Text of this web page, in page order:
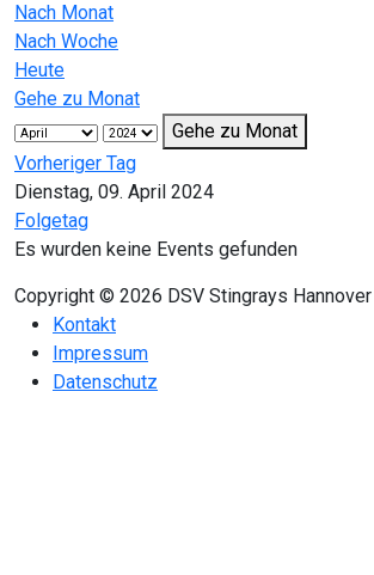
Nach Monat
Nach Woche
Heute
Gehe zu Monat
Gehe zu Monat
Vorheriger Tag
Dienstag, 09. April 2024
Folgetag
Es wurden keine Events gefunden
Copyright © 2026 DSV Stingrays Hannover
Kontakt
Impressum
Datenschutz